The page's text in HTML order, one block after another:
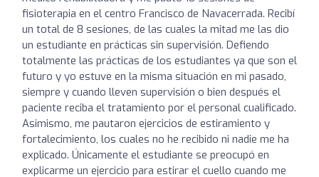
fisioterapia en el centro Francisco de Navacerrada. Recibí
un total de 8 sesiones, de las cuales la mitad me las dio
un estudiante en prácticas sin supervisión. Defiendo
totalmente las prácticas de los estudiantes ya que son el
futuro y yo estuve en la misma situación en mi pasado,
siempre y cuando lleven supervisión o bien después el
paciente reciba el tratamiento por el personal cualificado.
Asimismo, me pautaron ejercicios de estiramiento y
fortalecimiento, los cuales no he recibido ni nadie me ha
explicado. Únicamente el estudiante se preocupó en
explicarme un ejercicio para estirar el cuello cuando me